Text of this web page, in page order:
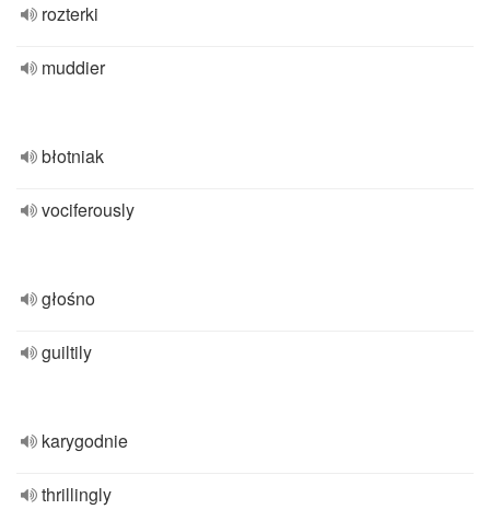
rozterki
muddier
błotniak
vociferously
głośno
guiltily
karygodnie
thrillingly